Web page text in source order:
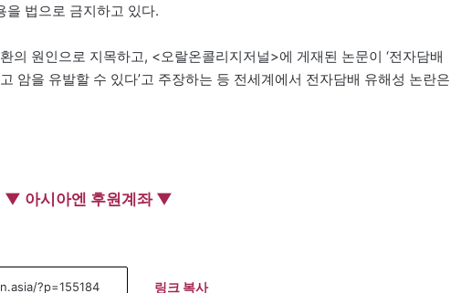
을 법으로 금지하고 있다.
의 원인으로 지목하고, <오랄온콜리지저널>에 게재된 논문이 ‘전자담배
암을 유발할 수 있다’고 주장하는 등 전세계에서 전자담배 유해성 논란은
▼ 아시아엔 후원계좌 ▼
링크 복사